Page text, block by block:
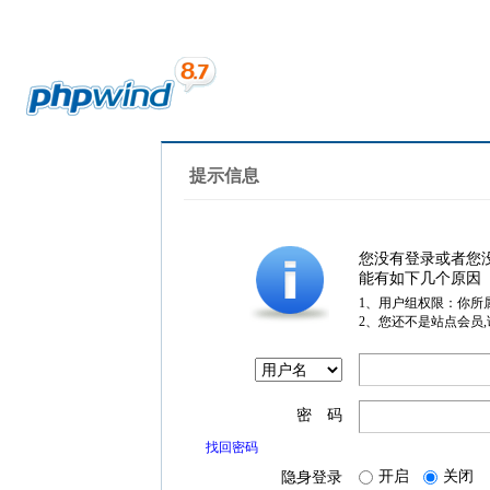
提示信息
您没有登录或者您
能有如下几个原因
1、用户组权限：你所
2、您还不是站点会员
密 码
找回密码
隐身登录 开启 关闭